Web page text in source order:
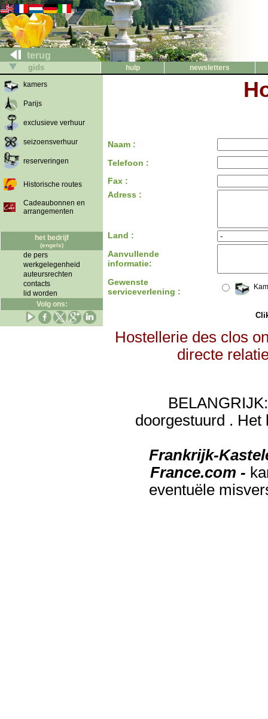
terug
gids hulp
newsletters
kamers
Parijs
exclusieve verhuur
seizoensverhuur
reserveringen
Historische routes
Cadeaubonnen en
arrangementen
het bedrijf
(engels)
de pers
werkgelegenheid
auteursrechten
contacts
lid worden
Volg ons:
Naam :
Telefoon :
Fax :
Adress :
Land :
Aanvullende
informatie:
Gewenste
serviceverlening :
Hostellerie des clos
directe
doorgestuurd . Het
Frankrijk-
France.com -
eventuële